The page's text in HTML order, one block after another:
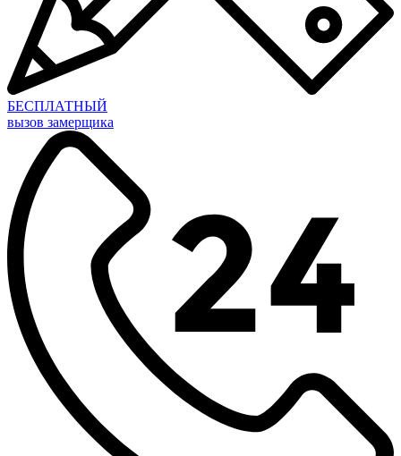
БЕСПЛАТНЫЙ
вызов замерщика